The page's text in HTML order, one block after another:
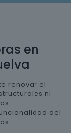
en
renovar el
ni
del